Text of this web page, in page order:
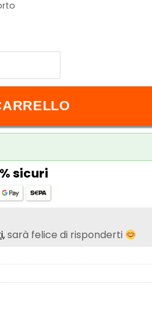
quantità
sicuri
sarà felice di risponderti